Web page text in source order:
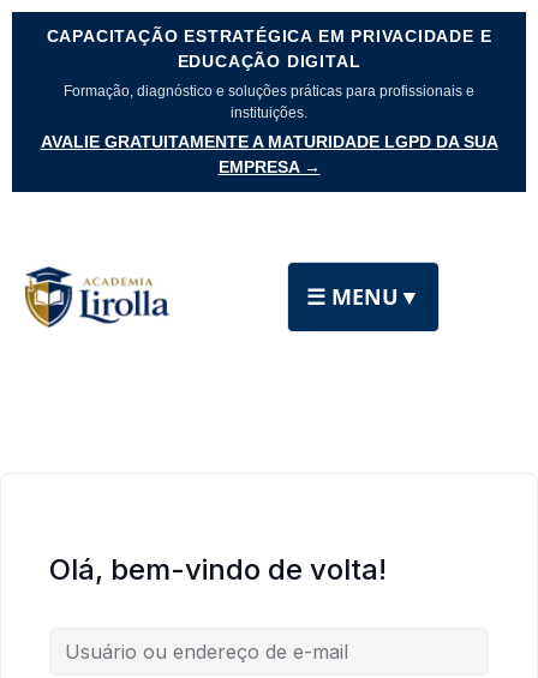
CAPACITAÇÃO ESTRATÉGICA EM PRIVACIDADE E
EDUCAÇÃO DIGITAL
Formação, diagnóstico e soluções práticas para profissionais e
instituições.
AVALIE GRATUITAMENTE A MATURIDADE LGPD DA SUA
EMPRESA →
☰ MENU ▼
Olá, bem-vindo de volta!